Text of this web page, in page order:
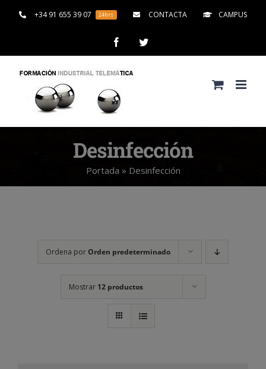
+34 91 655 39 07 24hrs CONTACTA CAMPUS
FacebookTwitter
Desinfección
Portada » Desinfección
Ordena porOrden predeterminado
Mostrar 12 productos